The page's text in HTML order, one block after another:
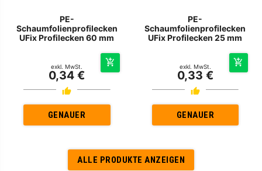
PE-
Schaumfolienprofilecken
UFix Profilecken 60 mm
exkl. MwSt.
0,34 €
GENAUER
PE-
Schaumfolienprofilecken
UFix Profilecken 25 mm
exkl. MwSt.
0,33 €
GENAUER
ALLE PRODUKTE ANZEIGEN